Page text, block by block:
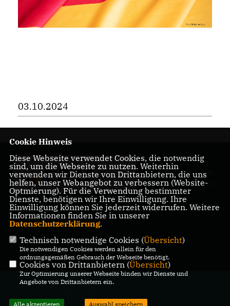
03.10.2024
Herzlich
Willkommen bei der
CDU Friedrichshain-
Kreuzberg
IMPRESSUM DATENSCHUTZ KONTAKT
@2026 CDU Kreisverband
Alle Rechte vorbehalten.
Cookie Hinweis
Diese Webseite verwendet Cookies, die notwendig
sind, um die Webseite zu nutzen. Weiterhin
verwenden wir Dienste von Drittanbietern, die uns
helfen, unser Webangebot zu verbessern (Website-
Optmierung). Für die Verwendung bestimmter
Dienste, benötigen wir Ihre Einwilligung. Ihre
Einwilligung können Sie jederzeit widerrufen. Weitere
Informationen finden Sie in unserer
Datenschutzerklärung.
Technisch notwendige Cookies (Übersicht)
Die notwendigen Cookies werden allein für den
ordnungsgemäßen Gebrauch der Webseite benötigt.
Cookies von Drittanbietern (Übersicht)
Zur Optimierung unserer Webseite binden wir Dienste und
Angebote von Drittanbietern ein.
Alle akzeptieren Auswahl speichern